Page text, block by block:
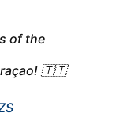
of the
🇹🇹